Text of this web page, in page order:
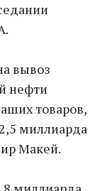
вывоз
нефти
товаров,
миллиарда
Макей.